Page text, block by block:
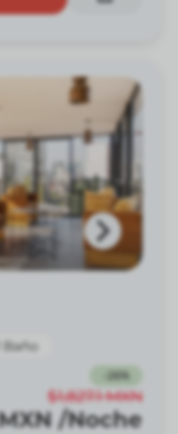
Baño
26%
$1,827.1 MXN
/Noche